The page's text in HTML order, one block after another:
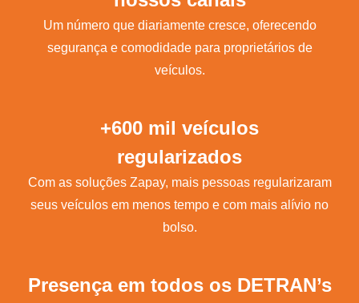
Um número que diariamente cresce, oferecendo
segurança e comodidade para proprietários de
veículos.
+600 mil veículos
regularizados
Com as soluções Zapay, mais pessoas regularizaram
seus veículos em menos tempo e com mais alívio no
bolso.
Presença em todos os DETRAN’s